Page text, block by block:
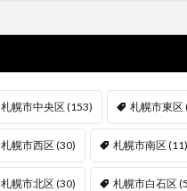
札幌市中央区(153) 札幌市東区
札幌市西区(30) 札幌市南区(11)
札幌市北区(30) 札幌市白石区